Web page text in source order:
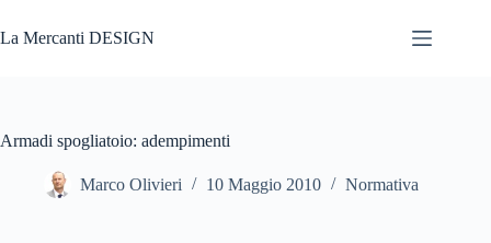
al
contenuto
La Mercanti DESIGN
Armadi spogliatoio: adempimenti
Marco Olivieri 10 Maggio 2010 Normativa